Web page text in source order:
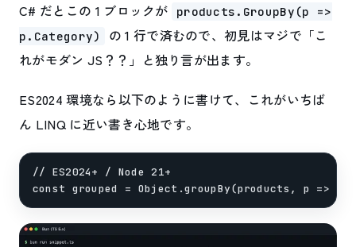
C# だとこの 1 ブロックが
products.GroupBy(p =>
p.Category)
の 1 行で済むので、初見はマジで「こ
れがモダン JS？？」と独り言が出ます。
ES2024 環境なら以下のように書けて、これがいちば
ん LINQ に近い書き心地です。
// ES2024+ / Node 21+